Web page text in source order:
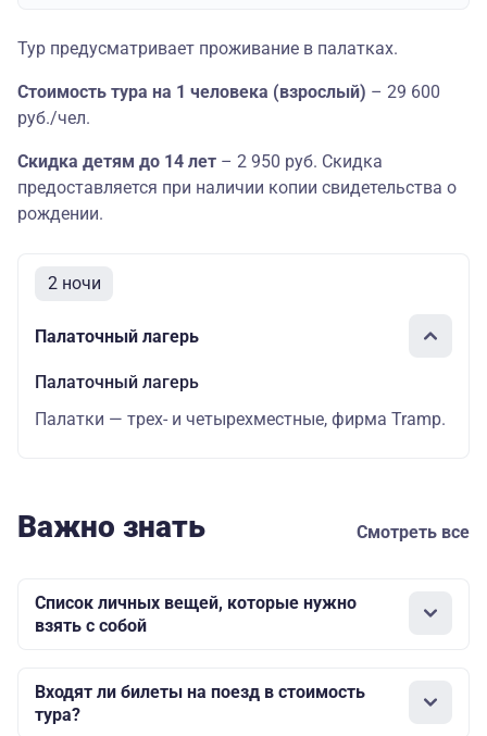
Тур предусматривает проживание в палатках.
Стоимость тура на 1 человека (взрослый) – 29 600
руб./чел.
Скидка детям до 14 лет – 2 950 руб. Скидка
предоставляется при наличии копии свидетельства о
рождении.
2 ночи
Палаточный лагерь
Палаточный лагерь
Палатки — трех- и четырехместные, фирма Tramp.
Важно знать Смотреть все
Список личных вещей, которые нужно
взять с собой
Входят ли билеты на поезд в стоимость
тура?